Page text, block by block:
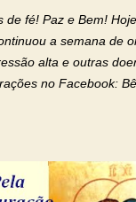
de fé! Paz e Bem!
a semana de
alta e outras
no Facebook:
e Fé Bênção Dos
para vos defender,